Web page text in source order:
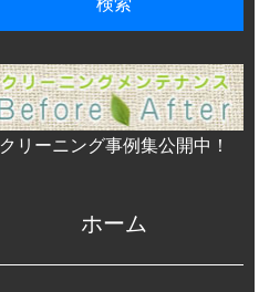
クリーニング事例集公開中！
ホーム